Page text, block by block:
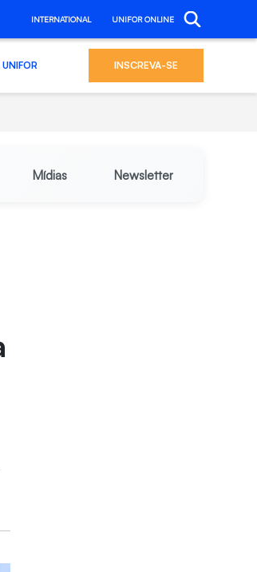
INTERNATIONAL UNIFOR ONLINE
INSCREVA-SE
Mídias Newsletter